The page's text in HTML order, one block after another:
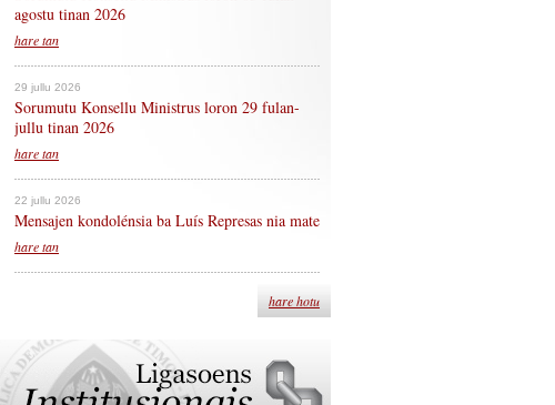
agostu tinan 2026
hare tan
29 jullu 2026
Sorumutu Konsellu Ministrus loron 29 fulan-
jullu tinan 2026
hare tan
22 jullu 2026
Mensajen kondolénsia ba Luís Represas nia mate
hare tan
hare hotu